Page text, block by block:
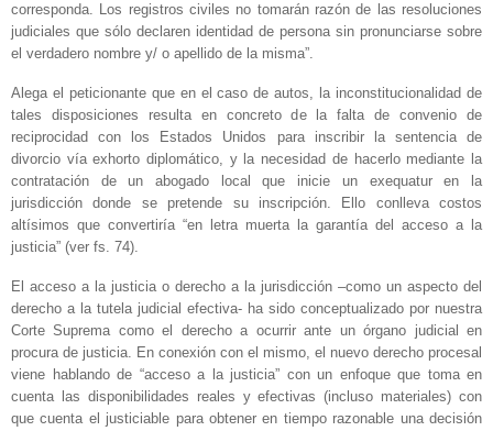
corresponda. Los registros civiles no tomarán razón de las resoluciones
judiciales que sólo declaren identidad de persona sin pronunciarse sobre
el verdadero nombre y/ o apellido de la misma”.­
Alega el peticionante que en el caso de autos, la inconstitucionalidad de
tales disposiciones resulta en concreto de la falta de convenio de
reciprocidad con los Estados Unidos para inscribir la sentencia de
divorcio vía exhorto diplomático, y la necesidad de hacerlo mediante la
contratación de un abogado local que inicie un exequatur en la
jurisdicción donde se pretende su inscripción. Ello conlleva costos
altísimos que convertiría “en letra muerta la garantía del acceso a la
justicia” (ver fs. 74).
El acceso a la justicia o derecho a la jurisdicción –como un aspecto del
derecho a la tutela judicial efectiva- ha sido conceptualizado por nuestra
Corte Suprema como el derecho a ocurrir ante un órgano judicial en
procura de justicia. En conexión con el mismo, el nuevo derecho procesal
viene hablando de “acceso a la justicia” con un enfoque que toma en
cuenta las disponibilidades reales y efectivas (incluso materiales) con
que cuenta el justiciable para obtener en tiempo razonable una decisión